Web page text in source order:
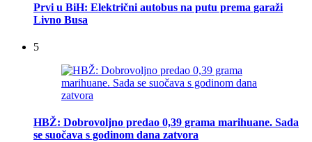
Prvi u BiH: Električni autobus na putu prema garaži
Livno Busa
5
HBŽ: Dobrovoljno predao 0,39 grama marihuane. Sada
se suočava s godinom dana zatvora